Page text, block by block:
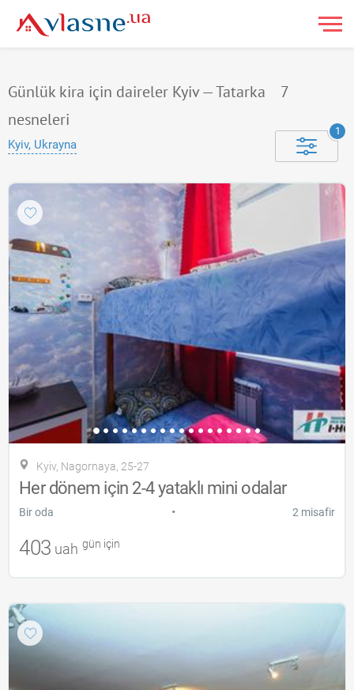
Günlük kira için daireler Kyiv — Tatarka
7
nesneleri
Kyiv, Ukrayna
1
Kyiv, Nagornaya, 25-27
Her dönem için 2-4 yataklı mini odalar
Bir oda • 2 misafir
403 uah gün için